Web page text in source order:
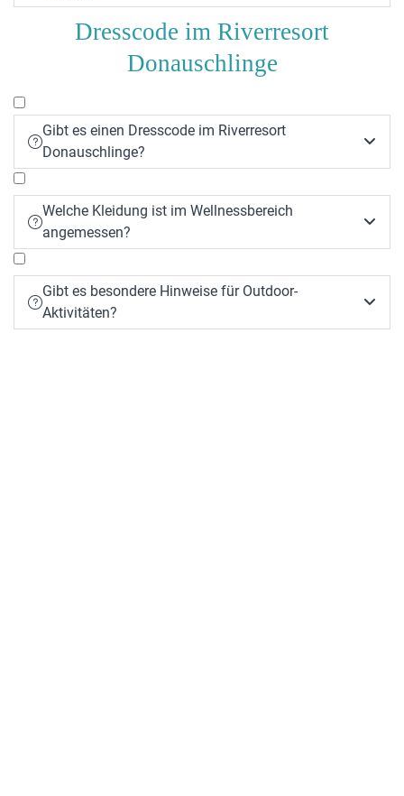
Dresscode im Riverresort
Donauschlinge

Gibt es einen Dresscode im Riverresort
Donauschlinge?


Welche Kleidung ist im Wellnessbereich
angemessen?


Gibt es besondere Hinweise für Outdoor-
Aktivitäten?
